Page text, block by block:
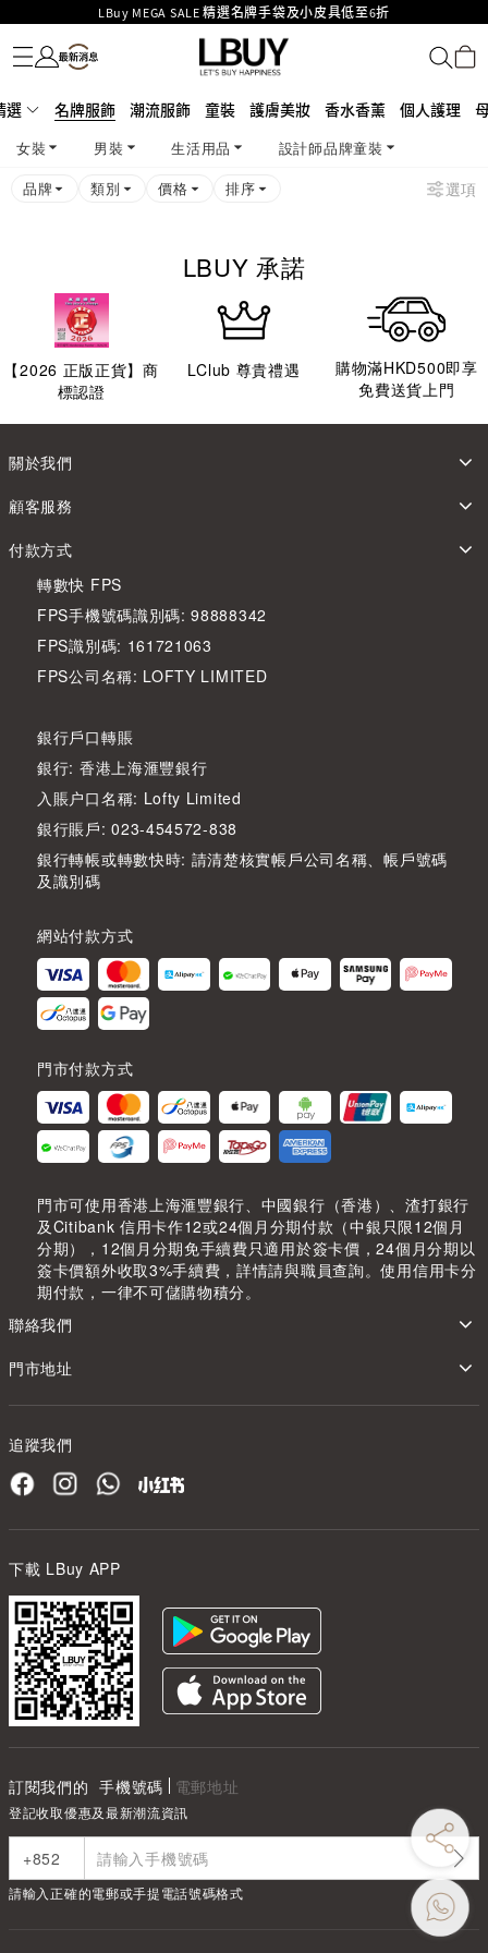
LBuy MEGA SALE 精選名牌手袋及小皮具低至6折
Goyard Hobo / Hobo Mini人氣限量特別版限時原價低至75折!
LBuy呈獻 - Hermès 及 Chanel 手袋及首飾原價低至6折，立即入手!
426號舖！
MOKO 1樓175號鋪旗艦店特設名牌Hermès、CHANEL及LV專區！
購物滿HKD500即享免運費！
LBuy獲香港知識產權署頒發2026《正版正貨承諾》商標
名牌服飾
潮流服飾
童裝
護膚美妝
香水香薰
個人護理
母嬰護理
遊戲及精品玩具
文儀用品
家居生活
電子產品
美食
醫藥保健
運動與戶外用品
選 名牌服飾 潮流服飾 童裝 護膚美妝 香水香薰 個人護理
女裝 男裝 生活用品
設計師品牌童裝
品牌
類別 價格 排序 選項
LBUY 承諾
【2026 正版正貨】商
標認證
LClub 尊貴禮遇
購物滿HKD500即享
免費送貨上門
關於我們
顧客服務
付款方式
轉數快 FPS
FPS手機號碼識別碼: 98888342
FPS識別碼: 161721063
FPS公司名稱: LOFTY LIMITED
銀行戶口轉賬
銀行: 香港上海滙豐銀行
入賬户口名稱: Lofty Limited
銀行賬戶: 023-454572-838
銀行轉帳或轉數快時: 請清楚核實帳戶公司名稱、帳戶號碼
及識別碼
網站付款方式
門市付款方式
門市可使用香港上海滙豐銀行、中國銀行（香港）、渣打銀行
及Citibank 信用卡作12或24個月分期付款（中銀只限12個月
分期），12個月分期免手續費只適用於簽卡價，24個月分期以
簽卡價額外收取3%手續費，詳情請與職員查詢。使用信用卡分
期付款，一律不可儲購物積分。
聯絡我們
門市地址
追蹤我們
下載 LBuy APP
訂閱我們的 手機號碼 電郵地址
登記收取優惠及最新潮流資訊
請輸入正確的電郵或手提電話號碼格式